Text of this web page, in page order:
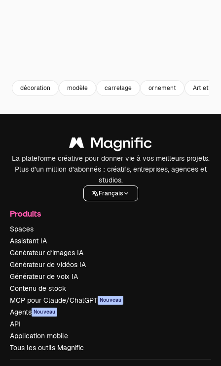
décoration modèle carrelage ornement Art et
La plateforme créative pour donner vie à vos meilleurs projets.
Plus d’un million d’abonnés : créatifs, entreprises, agences et
studios.
Français
Produits
Spaces
Assistant IA
Générateur d’images IA
Générateur de vidéos IA
Générateur de voix IA
Contenu de stock
MCP pour Claude/ChatGPT Nouveau
Agents Nouveau
API
Application mobile
Tous les outils Magnific